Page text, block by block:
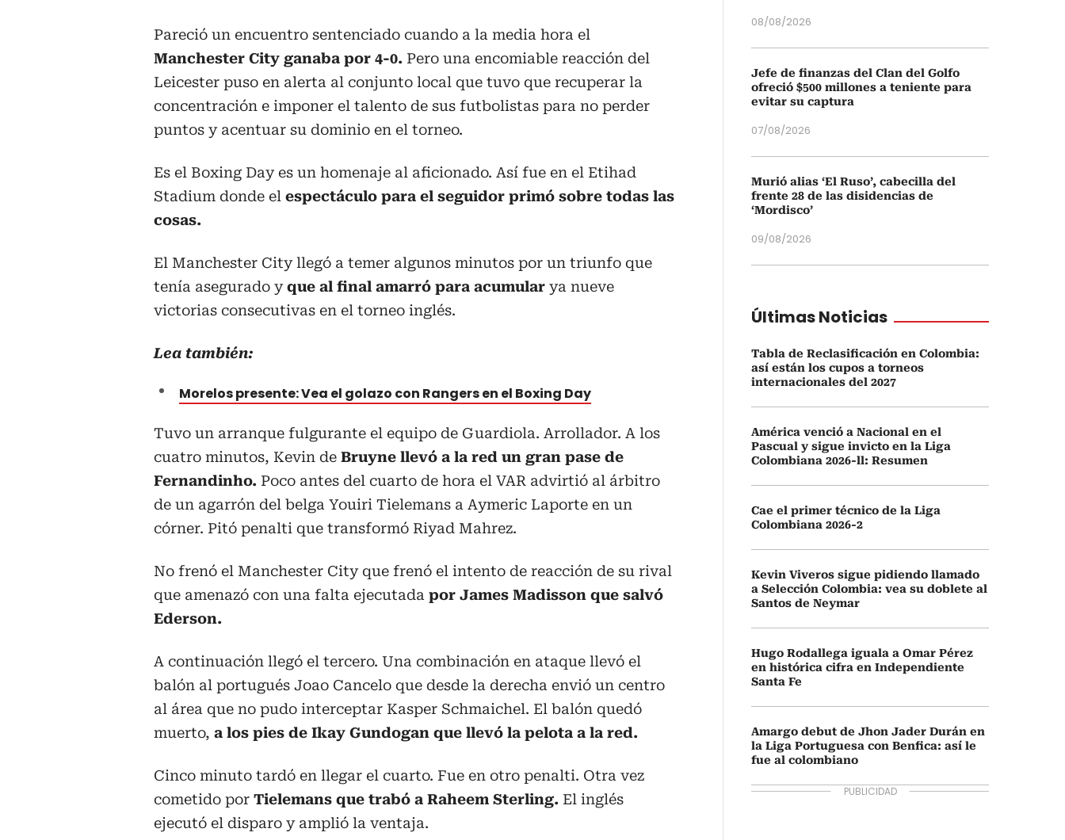
Pareció un encuentro sentenciado cuando a la media hora el
Manchester City ganaba por 4-0. Pero una encomiable reacción del
Leicester puso en alerta al conjunto local que tuvo que recuperar la
concentración e imponer el talento de sus futbolistas para no perder
puntos y acentuar su dominio en el torneo.
Es el Boxing Day es un homenaje al aficionado. Así fue en el Etihad
Stadium donde el espectáculo para el seguidor primó sobre todas las
cosas.
El Manchester City llegó a temer algunos minutos por un triunfo que
tenía asegurado yque al final amarró para acumular ya nueve
victorias consecutivas en el torneo inglés.
Lea también:
Morelos presente: Vea el golazo con Rangers en el Boxing Day
Tuvo un arranque fulgurante el equipo de Guardiola. Arrollador. A los
cuatro minutos, Kevin de Bruyne llevó a la red un gran pase de
Fernandinho. Poco antes del cuarto de hora el VAR advirtió al árbitro
de un agarrón del belga Youiri Tielemans a Aymeric Laporte en un
córner. Pitó penalti que transformó Riyad Mahrez.
No frenó el Manchester City que frenó el intento de reacción de su rival
que amenazó con una falta ejecutada por James Madisson que salvó
Ederson.
A continuación llegó el tercero. Una combinación en ataque llevó el
balón al portugués Joao Cancelo que desde la derecha envió un centro
al área que no pudo interceptar Kasper Schmaichel. El balón quedó
muerto, a los pies de Ikay Gundogan que llevó la pelota a la red.
Cinco minuto tardó en llegar el cuarto. Fue en otro penalti. Otra vez
cometido por Tielemans que trabó a Raheem Sterling. El inglés
ejecutó el disparo y amplió la ventaja.
08/08/2026
Jefe de finanzas del Clan del Golfo
ofreció $500 millones a teniente para
evitar su captura
07/08/2026
Murió alias ‘El Ruso’, cabecilla del
frente 28 de las disidencias de
‘Mordisco’
09/08/2026
Últimas Noticias
Tabla de Reclasificación en Colombia:
así están los cupos a torneos
internacionales del 2027
América venció a Nacional en el
Pascual y sigue invicto en la Liga
Colombiana 2026-ll: Resumen
Cae el primer técnico de la Liga
Colombiana 2026-2
Kevin Viveros sigue pidiendo llamado
a Selección Colombia: vea su doblete al
Santos de Neymar
Hugo Rodallega iguala a Omar Pérez
en histórica cifra en Independiente
Santa Fe
Amargo debut de Jhon Jader Durán en
la Liga Portuguesa con Benfica: así le
fue al colombiano